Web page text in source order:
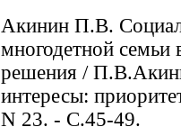
Акинин П.В.
многодетной
решения /
интересы:
N 23. - С.45-49.